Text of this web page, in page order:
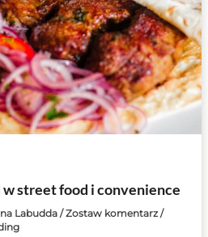
street food i convenience
Labudda /Zostaw komentarz /